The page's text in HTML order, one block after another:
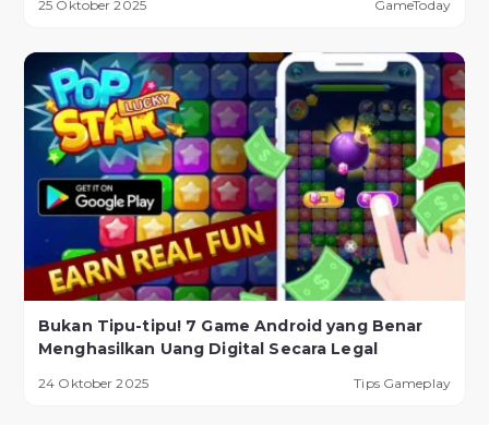
25 Oktober 2025 GameToday
Bukan Tipu-tipu! 7 Game Android yang Benar
Menghasilkan Uang Digital Secara Legal
24 Oktober 2025 Tips Gameplay